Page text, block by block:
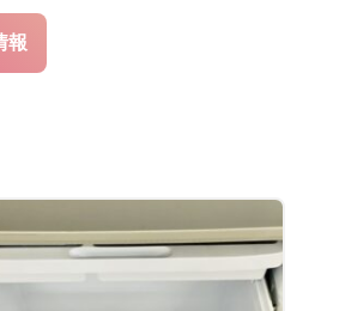
報